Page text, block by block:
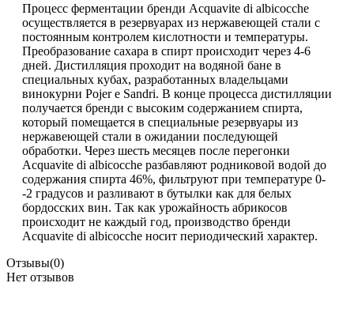
Процесс ферментации бренди Acquavite di albicocche
осуществляется в резервуарах из нержавеющей стали с
постоянным контролем кислотности и температуры.
Преобразование сахара в спирт происходит через 4-6
дней. Дистилляция проходит на водяной бане в
специальных кубах, разработанных владельцами
винокурни Pojer e Sandri. В конце процесса дистилляции
получается бренди с высоким содержанием спирта,
который помещается в специальные резервуары из
нержавеющей стали в ожидании последующей
обработки. Через шесть месяцев после перегонки
Acquavite di albicocche разбавляют родниковой водой до
содержания спирта 46%, фильтруют при температуре 0-
-2 градусов и разливают в бутылки как для белых
бордосских вин. Так как урожайность абрикосов
происходит не каждый год, производство бренди
Acquavite di albicocche носит периодический характер.
Отзывы(0)
Нет отзывов